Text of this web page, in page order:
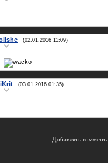
(02.01.2016 11:09)
(03.01.2016 01:35)
Добавлять